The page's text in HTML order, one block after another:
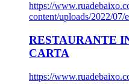
https://
content/uploads/2022/07/
RESTAURANTE
CARTA
https://